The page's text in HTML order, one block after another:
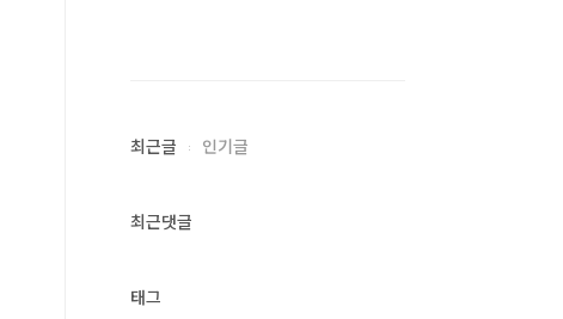
최근글 인기글
최근댓글
태그